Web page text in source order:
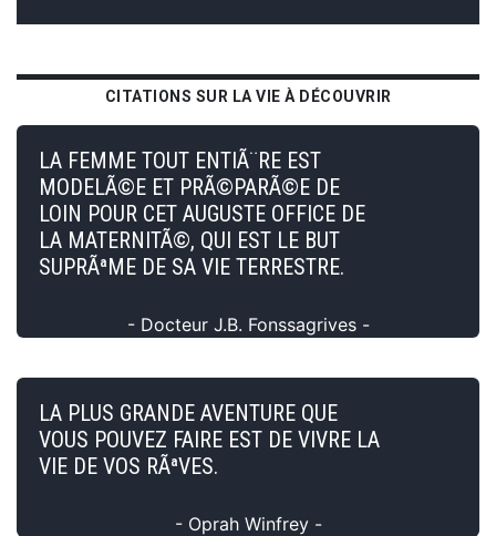
CITATIONS SUR LA VIE À DÉCOUVRIR
LA FEMME TOUT ENTIÃ¨RE EST
MODELÃ©E ET PRÃ©PARÃ©E DE
LOIN POUR CET AUGUSTE OFFICE DE
LA MATERNITÃ©, QUI EST LE BUT
SUPRÃªME DE SA VIE TERRESTRE.
- Docteur J.B. Fonssagrives -
LA PLUS GRANDE AVENTURE QUE
VOUS POUVEZ FAIRE EST DE VIVRE LA
VIE DE VOS RÃªVES.
- Oprah Winfrey -